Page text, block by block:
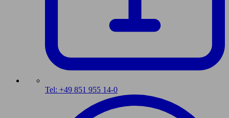
Tel: +49 851 955 14-0